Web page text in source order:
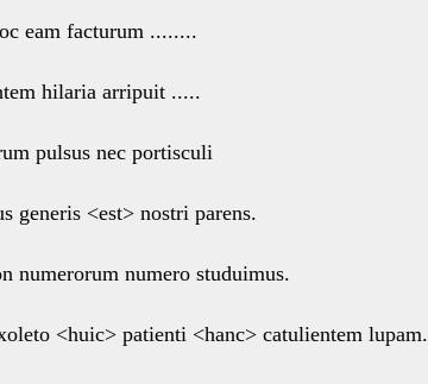
eam facturum ........
hilaria arripuit .....
pulsus nec portisculi
generis <est> nostri parens.
numerorum numero studuimus.
<huic> patienti <hanc> catulientem lupam.